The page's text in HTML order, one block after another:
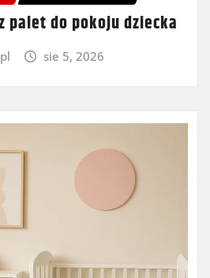
palet do pokoju dziecka
sie 5, 2026